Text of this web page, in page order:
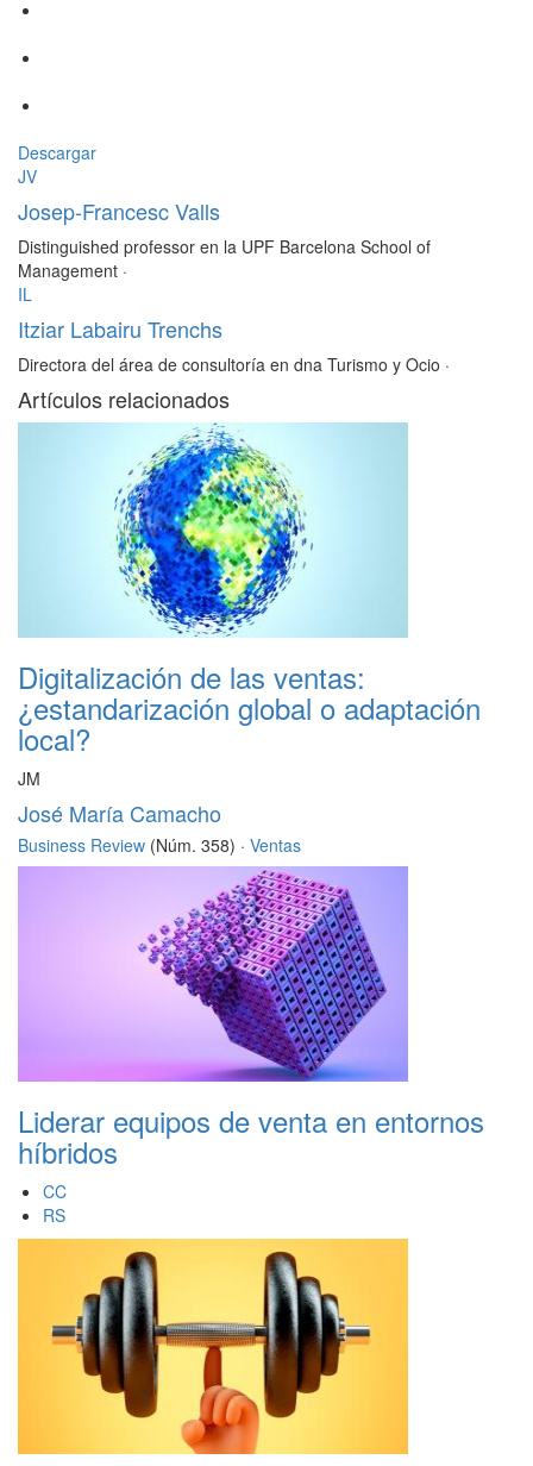
Descargar
JV
Josep-Francesc Valls
Distinguished professor en la UPF Barcelona School of
Management ·
IL
Itziar Labairu Trenchs
Directora del área de consultoría en dna Turismo y Ocio ·
Artículos relacionados
Digitalización de las ventas:
¿estandarización global o adaptación
local?
JM
José María Camacho
Business Review (Núm. 358) · Ventas
Liderar equipos de venta en entornos
híbridos
CC
RS